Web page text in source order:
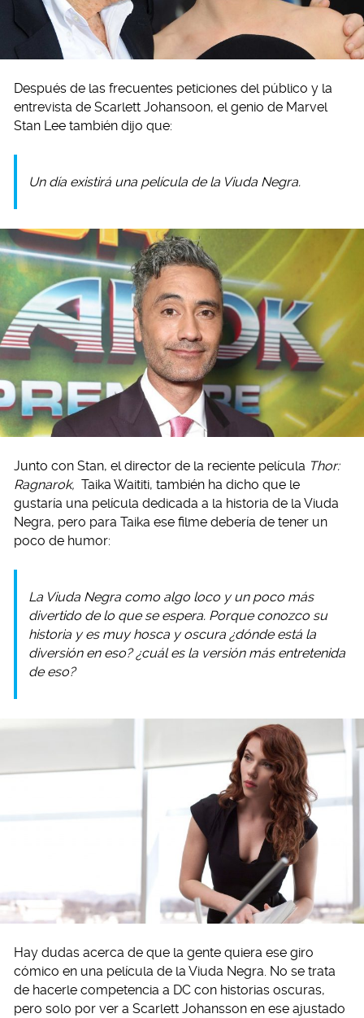
Después de las frecuentes peticiones del público y la
entrevista de Scarlett Johansoon, el genio de Marvel
Stan Lee también dijo que:
Un día existirá una película de la Viuda Negra.
Junto con Stan, el director de la reciente película Thor:
Ragnarok, Taika Waititi, también ha dicho que le
gustaría una película dedicada a la historia de la Viuda
Negra, pero para Taika ese filme debería de tener un
poco de humor:
La Viuda Negra como algo loco y un poco más
divertido de lo que se espera. Porque conozco su
historia y es muy hosca y oscura ¿dónde está la
diversión en eso? ¿cuál es la versión más entretenida
de eso?
Hay dudas acerca de que la gente quiera ese giro
cómico en una película de la Viuda Negra. No se trata
de hacerle competencia a DC con historias oscuras,
pero solo por ver a Scarlett Johansson en ese ajustado